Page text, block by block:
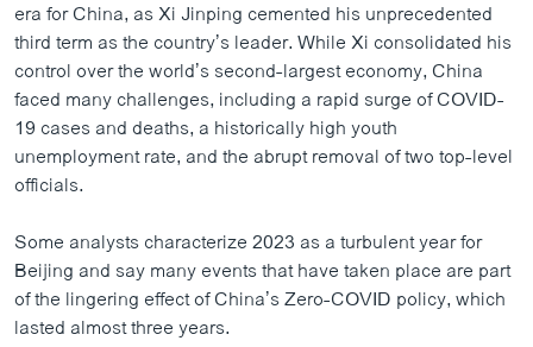
era for China, as Xi Jinping cemented his unprecedented
third term as the country’s leader. While Xi consolidated his
control over the world’s second-largest economy, China
faced many challenges, including a rapid surge of COVID-
19 cases and deaths, a historically high youth
unemployment rate, and the abrupt removal of two top-level
officials.
Some analysts characterize 2023 as a turbulent year for
Beijing and say many events that have taken place are part
of the lingering effect of China’s Zero-COVID policy, which
lasted almost three years.